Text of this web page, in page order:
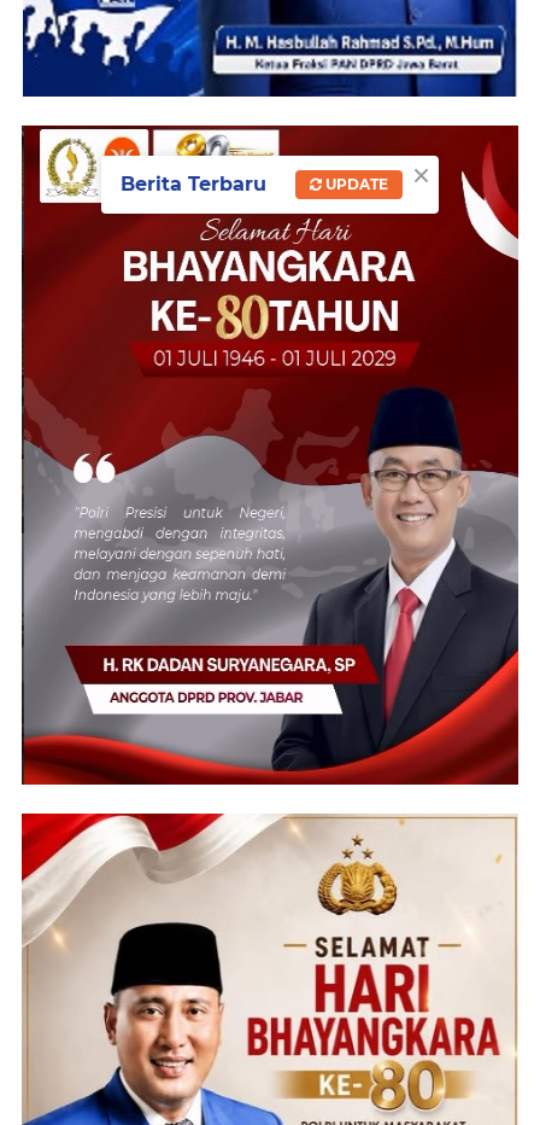
×
Berita Terbaru UPDATE